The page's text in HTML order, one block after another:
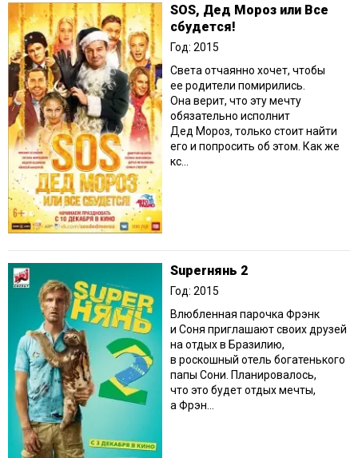
SOS, Дед Мороз или Все
сбудется!
Год: 2015
Света отчаянно хочет, чтобы
ее родители помирились.
Она верит, что эту мечту
обязательно исполнит
Дед Мороз, только стоит найти
его и попросить об этом. Как же
кс...
Superнянь 2
Год: 2015
Влюбленная парочка Фрэнк
и Соня приглашают своих друзей
на отдых в Бразилию,
в роскошный отель богатенького
папы Сони. Планировалось,
что это будет отдых мечты,
а Фрэн...